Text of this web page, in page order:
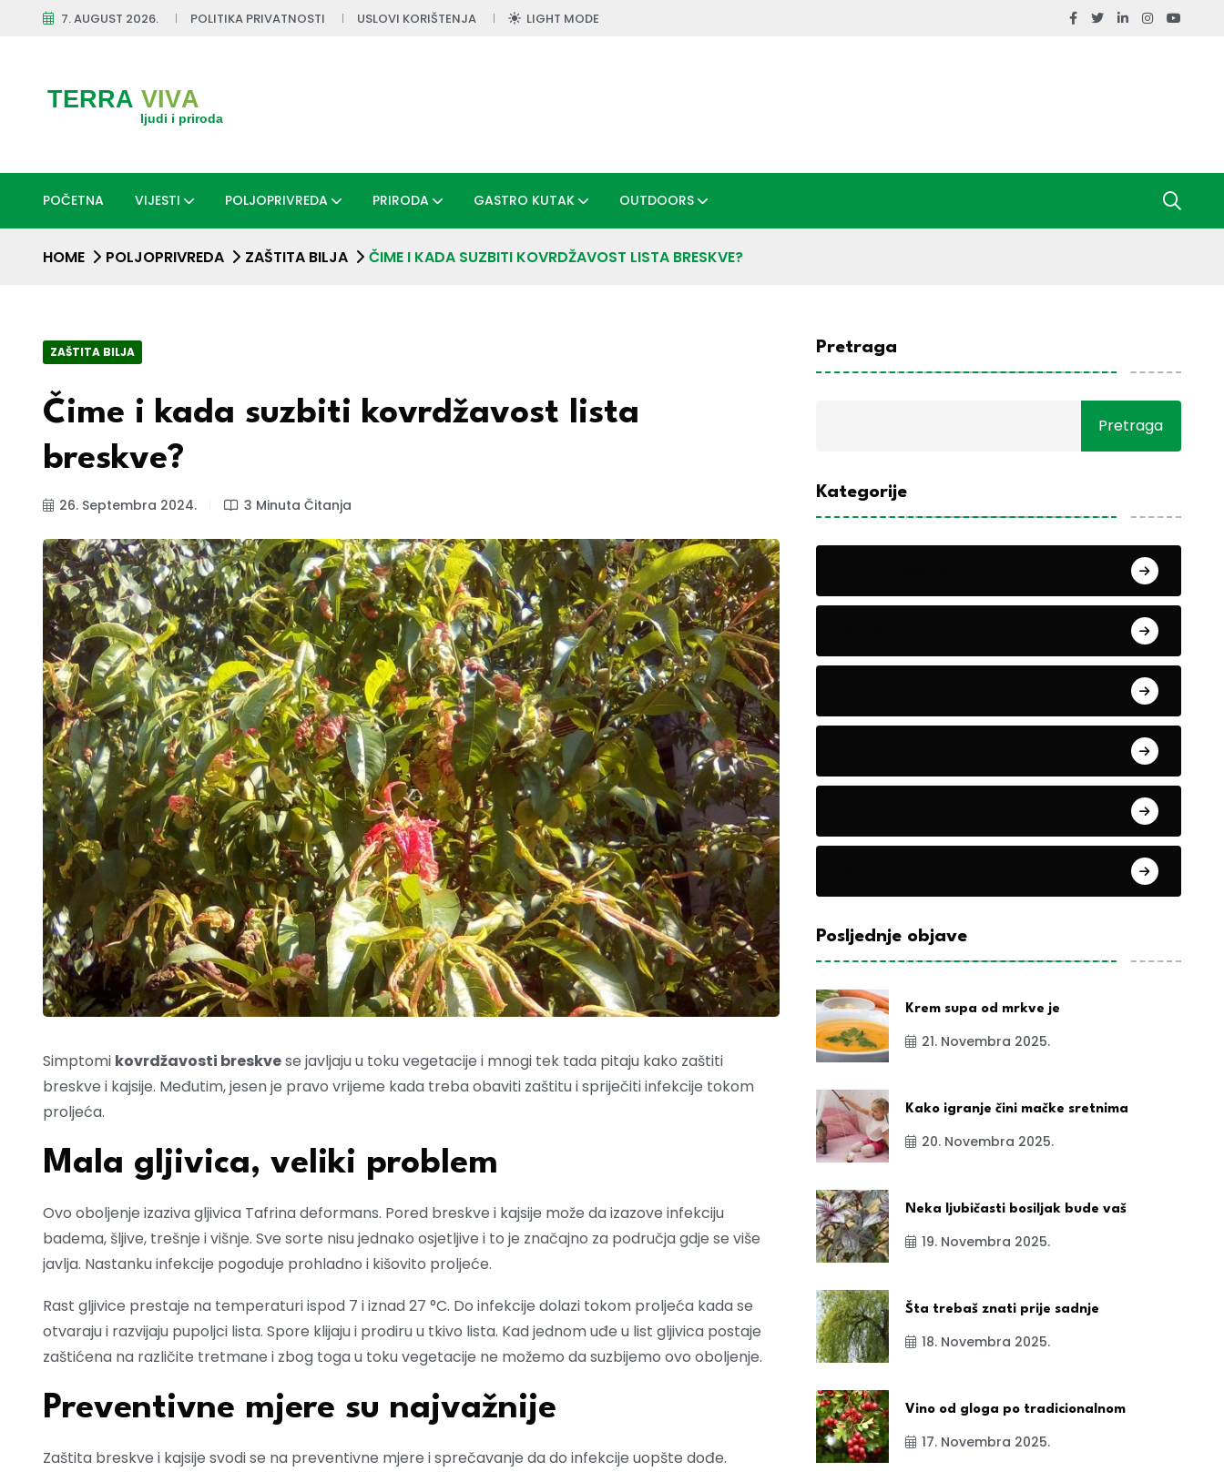
7. AUGUST 2026. POLITIKA PRIVATNOSTI USLOVI KORIŠTENJA LIGHT MODE
POČETNA VIJESTI POLJOPRIVREDA PRIRODA GASTRO KUTAK OUTDOORS
HOME POLJOPRIVREDA ZAŠTITA BILJA ČIME I KADA SUZBITI KOVRDŽAVOST LISTA BRESKVE?
ZAŠTITA BILJA
Čime i kada suzbiti kovrdžavost lista
breskve?
26. Septembra 2024. 3 Minuta Čitanja
Simptomi kovrdžavosti breskvese javljaju u toku vegetacije i mnogi tek tada pitaju kako zaštiti
breskve i kajsije. Međutim, jesen je pravo vrijeme kada treba obaviti zaštitu i spriječiti infekcije tokom
proljeća.
Mala gljivica, veliki problem
Ovo oboljenje izaziva gljivica Tafrina deformans. Pored breskve i kajsije može da izazove infekciju
badema, šljive, trešnje i višnje. Sve sorte nisu jednako osjetljive i to je značajno za područja gdje se više
javlja. Nastanku infekcije pogoduje prohladno i kišovito proljeće.
Rast gljivice prestaje na temperaturi ispod 7 i iznad 27 °C. Do infekcije dolazi tokom proljeća kada se
otvaraju i razvijaju pupoljci lista. Spore klijaju i prodiru u tkivo lista. Kad jednom uđe u list gljivica postaje
zaštićena na različite tretmane i zbog toga u toku vegetacije ne možemo da suzbijemo ovo oboljenje.
Preventivne mjere su najvažnije
Zaštita breskve i kajsije svodi se na preventivne mjere i sprečavanje da do infekcije uopšte dođe.
Pretraga
Pretraga
Kategorije
Posljednje objave
Krem supa od mrkve je
21. Novembra 2025.
Kako igranje čini mačke sretnima
20. Novembra 2025.
Neka ljubičasti bosiljak bude vaš
19. Novembra 2025.
Šta trebaš znati prije sadnje
18. Novembra 2025.
Vino od gloga po tradicionalnom
17. Novembra 2025.